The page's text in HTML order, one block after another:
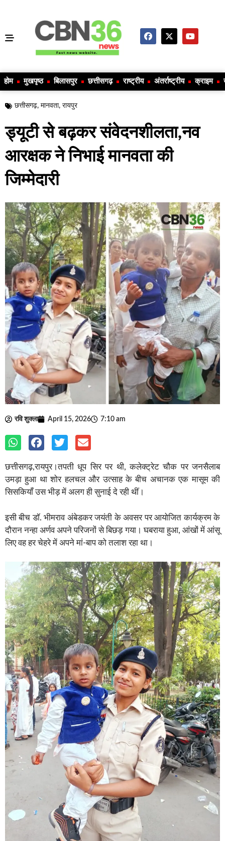
होम मुखपृष्ठ बिलासपुर छत्तीसगढ़ राष्ट्रीय अंतर्राष्ट्रीय क्राइम
छत्तीसगढ़, मानवता, रायपुर
ड्यूटी से बढ़कर संवेदनशीलता,नव
आरक्षक ने निभाई मानवता की
जिम्मेदारी
रवि शुक्ला April 15, 2026 7:10 am
छत्तीसगढ़,रायपुर।तपती धूप सिर पर थी, कलेक्ट्रेट चौक पर जनसैलाब
उमड़ा हुआ था शोर हलचल और उत्साह के बीच अचानक एक मासूम की
सिसकियाँ उस भीड़ में अलग ही सुनाई दे रही थीं।
इसी बीच डॉ. भीमराव अंबेडकर जयंती के अवसर पर आयोजित कार्यक्रम के
दौरान नन्हा अर्णव अपने परिजनों से बिछड़ गया। घबराया हुआ, आंखों में आंसू
लिए वह हर चेहरे में अपने मां-बाप को तलाश रहा था।